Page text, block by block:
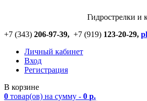
Гидрострелки и
+7 (343) 206-97-39, +7 (919) 123-20-29,
Личный кабинет
Вход
Регистрация
В корзине
0 товар(ов) на сумму - 0 р.